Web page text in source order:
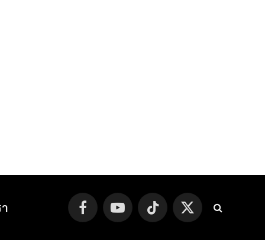
FacebookYouTube TikTok
X
(Twitter)